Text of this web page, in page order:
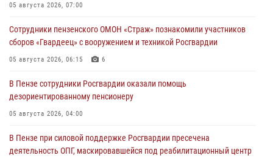
05 августа 2026, 07:00
Сотрудники пензенского ОМОН «Страж» познакомили участников
сборов «Гвардеец» с вооружением и техникой Росгвардии
05 августа 2026, 06:15 6
В Пензе сотрудники Росгвардии оказали помощь
дезориентированному пенсионеру
05 августа 2026, 04:00
В Пензе при силовой поддержке Росгвардии пресечена
деятельность ОПГ, маскировавшейся под реабилитационный центр